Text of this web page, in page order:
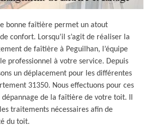
bonne faîtière permet un atout
confort. Lorsqu’il s’agit de réaliser la
de faîtière à Peguilhan, l’équipe
professionnel à votre service. Depuis
un déplacement pour les différentes
31350. Nous effectuons pour ces
de la faîtière de votre toit. Il
traitements nécessaires afin de
du toit.